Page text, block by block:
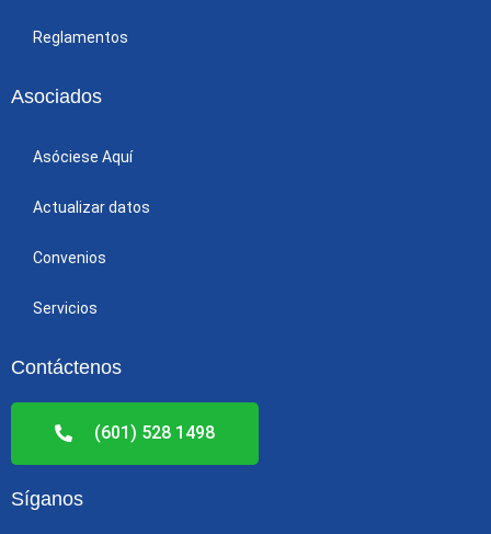
Reglamentos
Asociados
Asóciese Aquí
Actualizar datos
Convenios
Servicios
Contáctenos
(601) 528 1498
Síganos